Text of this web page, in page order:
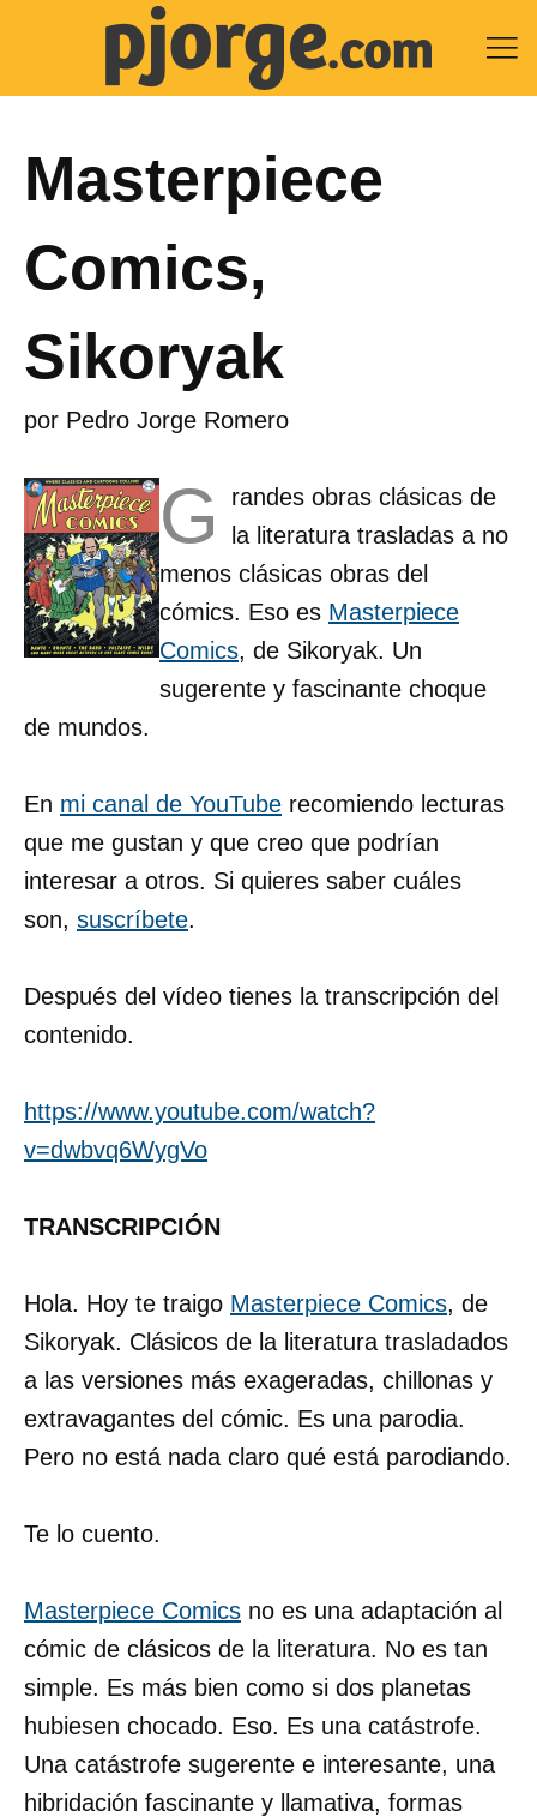

Masterpiece
Comics,
Sikoryak
por Pedro Jorge Romero
G
randes obras clásicas de
la literatura trasladas a no
menos clásicas obras del
cómics. Eso es Masterpiece
Comics, de Sikoryak. Un
sugerente y fascinante choque
de mundos.
En mi canal de YouTube recomiendo lecturas
que me gustan y que creo que podrían
interesar a otros. Si quieres saber cuáles
son, suscríbete.
Después del vídeo tienes la transcripción del
contenido.
https://www.youtube.com/watch?
v=dwbvq6WygVo
TRANSCRIPCIÓN
Hola. Hoy te traigo Masterpiece Comics, de
Sikoryak. Clásicos de la literatura trasladados
a las versiones más exageradas, chillonas y
extravagantes del cómic. Es una parodia.
Pero no está nada claro qué está parodiando.
Te lo cuento.
Masterpiece Comics no es una adaptación al
cómic de clásicos de la literatura. No es tan
simple. Es más bien como si dos planetas
hubiesen chocado. Eso. Es una catástrofe.
Una catástrofe sugerente e interesante, una
hibridación fascinante y llamativa, formas